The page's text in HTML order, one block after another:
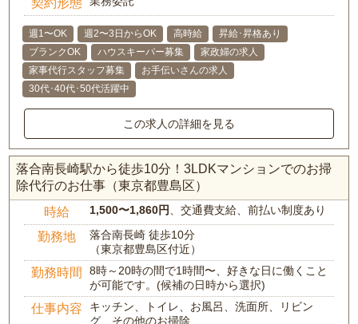
週1〜OK 週2〜3日からOK 高時給
昇給･昇格あり
ブランクOK
ハウスキーパー募集
家政婦の求人
家事代行スタッフ募集
お手伝いさんの求人
30代･40代･50代活躍中
この求人の詳細を見る
落合南長崎駅から徒歩10分！3LDKマンションでのお掃
除代行のお仕事（東京都豊島区）
時給 1,500〜1,860円 、交通費支給、前払い制度あり
勤務地
落合南長崎 徒歩10分
（東京都豊島区付近）
勤務時間
8時～20時の間で1時間〜、好きな日に働くこと
が可能です。(候補の日時から選択)
仕事内容
キッチン、トイレ、お風呂、洗面所、リビン
グ、その他のお掃除